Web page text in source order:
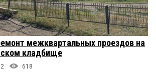
межквартальных проездов на
кладбище
2 618